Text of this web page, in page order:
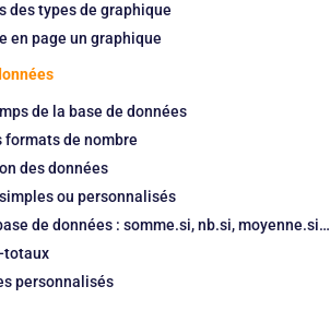
des types de graphique
en page un graphique
de la base de données
formats de nombre
des données
ou personnalisés
de données : somme.si, nb.si, moyenne.si…
totaux
personnalisés